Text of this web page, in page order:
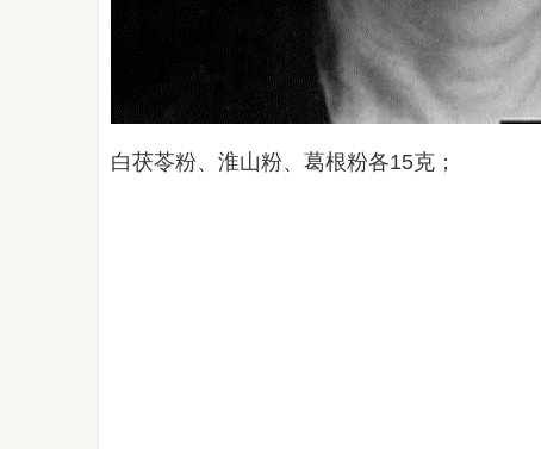
白茯苓粉、淮山粉、葛根粉各15克；